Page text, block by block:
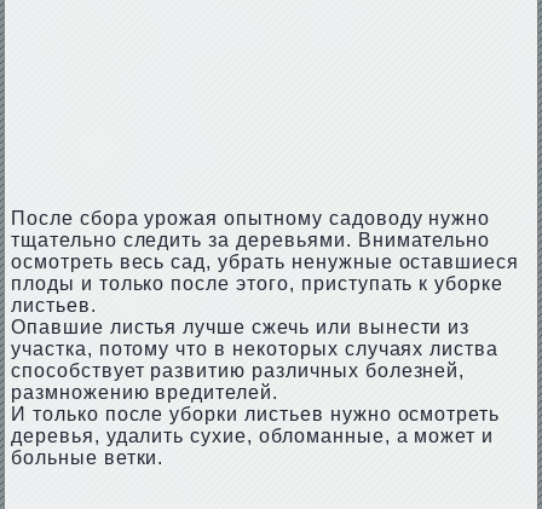
После сбора урожая опытному садоводу нужно
тщательно следить за деревьями. Внимательно
осмотреть весь сад, убрать ненужные оставшиеся
плоды и только после этого, приступать к уборке
листьев.
Опавшие листья лучше сжечь или вынести из
участка, потому что в некоторых случаях листва
способствует развитию различных болезней,
размножению вредителей.
И только после уборки листьев нужно осмотреть
деревья, удалить сухие, обломанные, а может и
больные ветки.